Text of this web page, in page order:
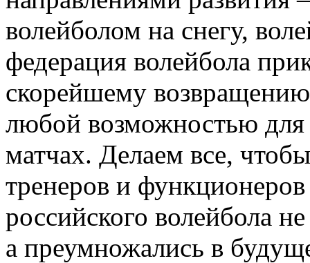
волейболом на снегу,
федерация волейбола
скорейшему
любой возможностью
матчах. Делаем все,
тренеров и
российского волейбола
а преумножались в